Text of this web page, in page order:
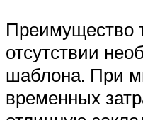
Преимущество
отсутствии
шаблона. При
временных